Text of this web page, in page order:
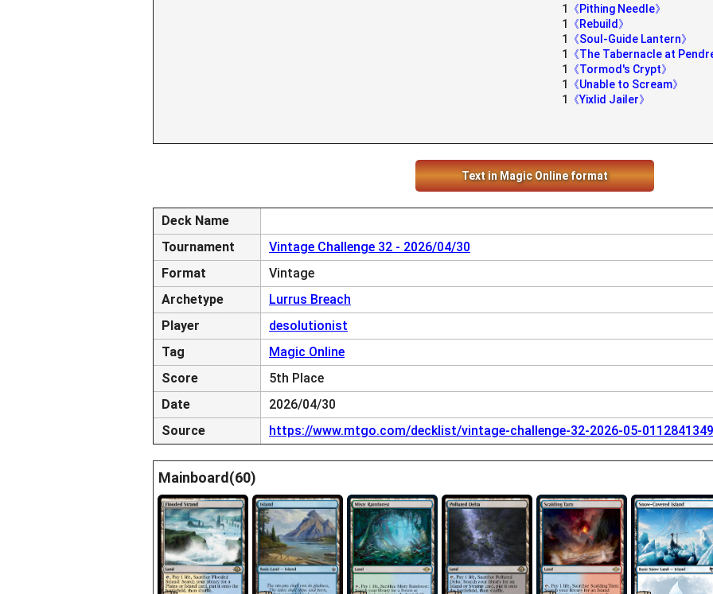
1
《Pithing Needle》
1
《Rebuild》
1
《Soul-Guide Lantern》
1
《The Tabernacle at
1
《Tormod's Crypt》
1
《Unable to Scream》
1
《Yixlid Jailer》
Text in Magic Online format
Deck Name
Tournament
Vintage Challenge 32 - 2026/04/30
Format
Vintage
Archetype
Lurrus Breach
Player
desolutionist
Tag
Magic Online
Score
5th Place
Date
2026/04/30
Source
https://www.mtgo.com/decklist/vintage-challenge-32-2026-05-0112841349
Mainboard(60)